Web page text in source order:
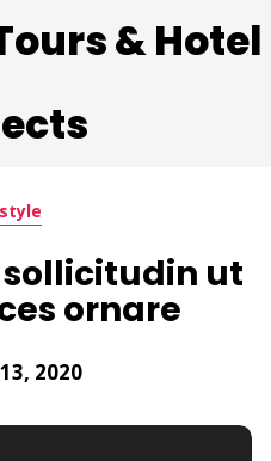
& Hotel
ut
ornare
2020